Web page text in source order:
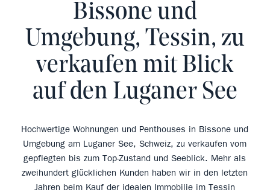
Bissone und
Umgebung, Tessin, zu
verkaufen mit Blick
auf den Luganer See
Hochwertige Wohnungen und Penthouses in Bissone und
Umgebung am Luganer See, Schweiz, zu verkaufen vom
gepflegten bis zum Top-Zustand und Seeblick. Mehr als
zweihundert glücklichen Kunden haben wir in den letzten
Jahren beim Kauf der idealen Immobilie im Tessin